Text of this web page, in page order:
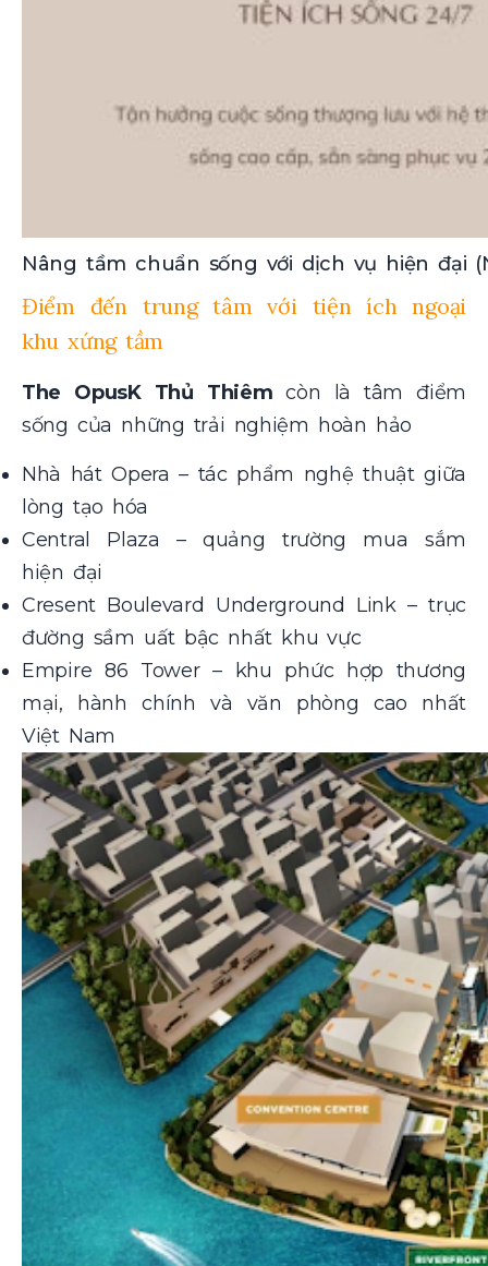
Nâng tầm chuẩn sống với dịch vụ hiện đại
Điểm đến trung tâm với tiện ích ngoại
khu xứng tầm
The OpusK Thủ Thiêm còn là tâm điểm
sống của những trải nghiệm hoàn hảo
Nhà hát Opera – tác phẩm nghệ thuật giữa
lòng tạo hóa
Central Plaza – quảng trường mua sắm
hiện đại
Cresent Boulevard Underground Link – trục
đường sầm uất bậc nhất khu vực
Empire 86 Tower – khu phức hợp thương
mại, hành chính và văn phòng cao nhất
Việt Nam